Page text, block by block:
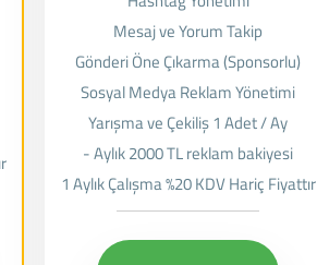
Mesaj ve Yorum Takip
Gönderi Öne Çıkarma (Sponsorlu)
Sosyal Medya Reklam Yönetimi
Yarışma ve Çekiliş 1 Adet / Ay
- Aylık 2000 TL reklam bakiyesi
1 Aylık Çalışma %20 KDV Hariç Fiyattır